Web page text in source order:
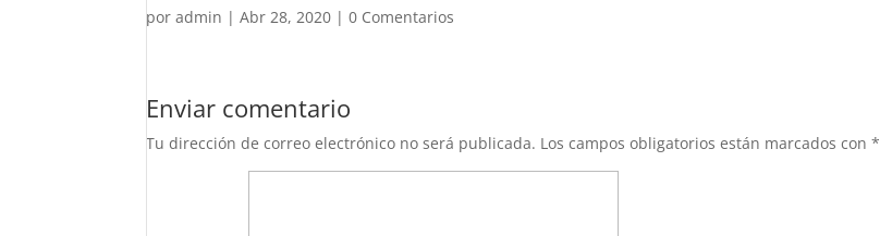
poradmin |Abr 28, 2020 |0 Comentarios
Enviar comentario
Tu dirección de correo electrónico no será publicada. Los campos obligatorios están marcados con*